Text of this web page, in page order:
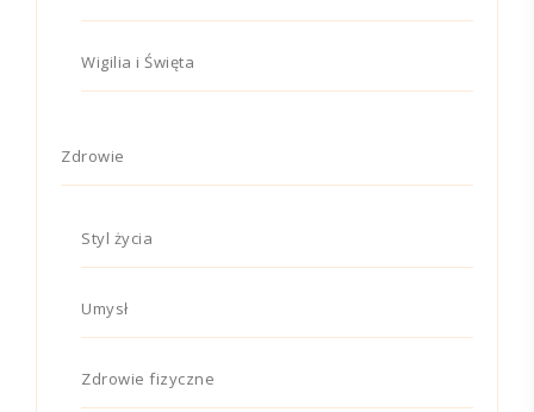
Wigilia i Święta
Zdrowie
Styl życia
Umysł
Zdrowie fizyczne